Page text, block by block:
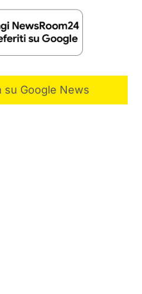
su Google News